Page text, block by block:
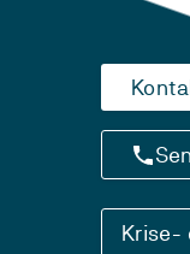
Krise-